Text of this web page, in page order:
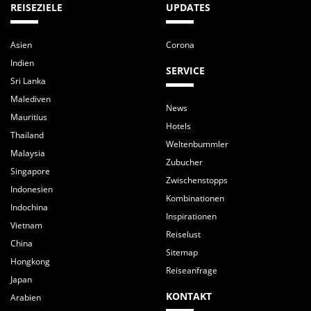
REISEZIELE
Asien
Indien
Sri Lanka
Malediven
Mauritius
Thailand
Malaysia
Singapore
Indonesien
Indochina
Vietnam
China
Hongkong
Japan
Arabien
UPDATES
Corona
SERVICE
News
Hotels
Weltenbummler
Zubucher
Zwischenstopps
Kombinationen
Inspirationen
Reiselust
Sitemap
Reiseanfrage
KONTAKT